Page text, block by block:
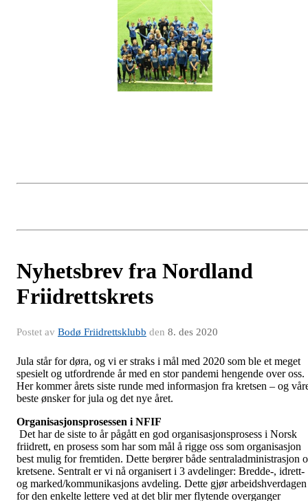
Nyhetsbrev fra Nordland
Friidrettskrets
Postet av Bodø Friidrettsklubb den 8. des 2020
Jula står for døra, og vi er straks i mål med 2020 som ble et meget
spesielt og utfordrende år med en stor pandemi hengende over oss.
Her kommer årets siste runde med informasjon fra kretsen – og
beste ønsker for jula og det nye året.
Organisasjonsprosessen i NFIF
Det har de siste to år pågått en god organisasjonsprosess i Norsk
friidrett, en prosess som har som mål å rigge oss som organisasjon
best mulig for fremtiden. Dette berører både sentraladministrasjon
kretsene. Sentralt er vi nå organisert i 3 avdelinger: Bredde-, idrett-
og marked/kommunikasjons avdeling. Dette gjør arbeidshverdagen
for den enkelte lettere ved at det blir mer flytende overganger